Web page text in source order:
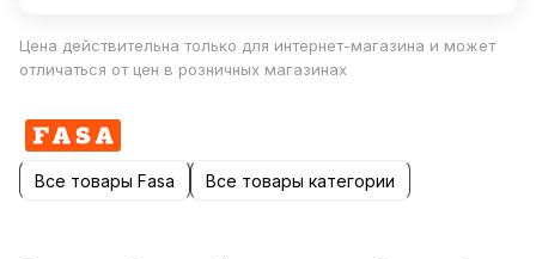
Цена действительна только для интернет-магазина и может
отличаться от цен в розничных магазинах
Все товары Fasa Все товары категории